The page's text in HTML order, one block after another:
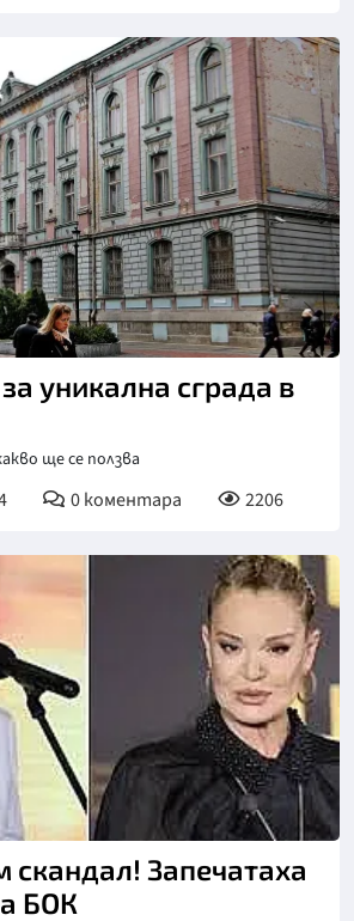
уникална сграда в
ще се ползва
0коментара 2206
скандал! Запечатаха
БОК